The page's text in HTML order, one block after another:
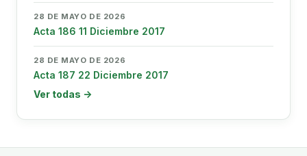
28 DE MAYO DE 2026
Acta 186 11 Diciembre 2017
28 DE MAYO DE 2026
Acta 187 22 Diciembre 2017
Ver todas →